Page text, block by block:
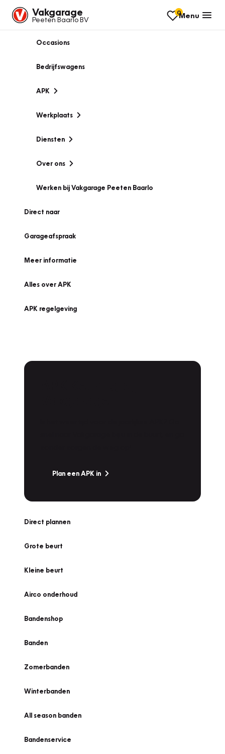
Vakgarage
Peeten Baarlo BV
0Menu
Occasions
Bedrijfswagens
APK
Werkplaats
Diensten
Over ons
Werken bij Vakgarage Peeten Baarlo
Direct naar
Garageafspraak
Meer informatie
Alles over APK
APK regelgeving
Plan een APK in
Direct plannen
Grote beurt
Kleine beurt
Airco onderhoud
Bandenshop
Banden
Zomerbanden
Winterbanden
All season banden
Bandenservice